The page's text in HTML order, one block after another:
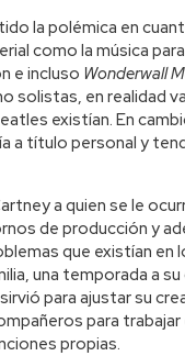
la polémica en
como la música
e incluso Wonderwall
solistas, en realidad
existían. En
a título personal y
a quien se le
de producción y
que existían en
una temporada a
para ajustar su
para
propias.